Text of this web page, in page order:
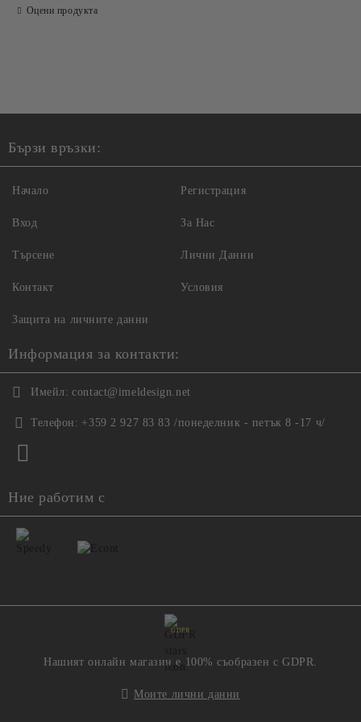
Оцени продукта
Бързи връзки:
Начало
Вход
Търсене
Контакт
Регистрация
За Нас
Лични Данни
Условия
Защита на личните данни
Информация за контакти:
Имейл: contact@imeldesign.net
Телефон: +359 2 927 83 83 /понеделник - петък 8 -17 ч/
Ние работим с
GDPR
Нашият онлайн магазин е 100% съобразен с GDPR.
Моите лични данни